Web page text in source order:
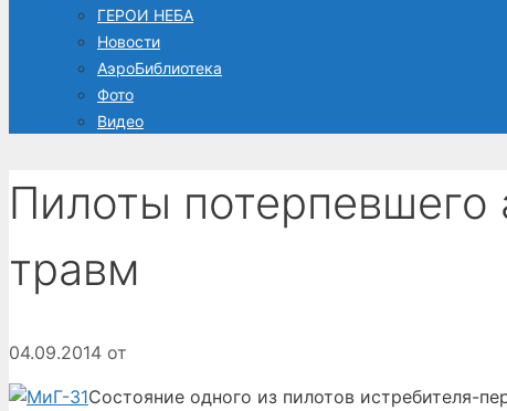
ГЕРОИ НЕБА
Новости
АэроБиблиотека
Фото
Видео
Пилоты
травм
04.09.2014 от
Состояние одного из пилотов истребителя-